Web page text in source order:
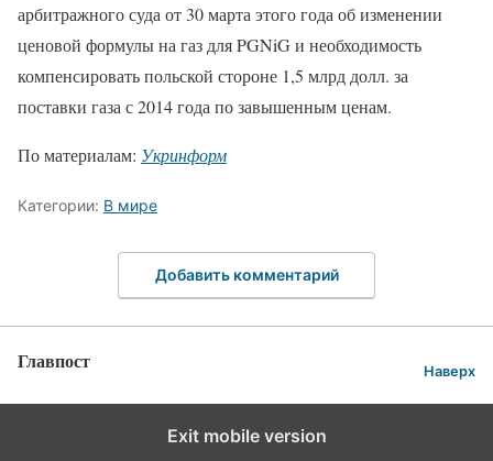
арбитражного суда от 30 марта этого года об изменении
ценовой формулы на газ для PGNiG и необходимость
компенсировать польской стороне 1,5 млрд долл. за
поставки газа с 2014 года по завышенным ценам.
По материалам: Укринформ
Категории: В мире
Добавить комментарий
Главпост Наверх
Exit mobile version